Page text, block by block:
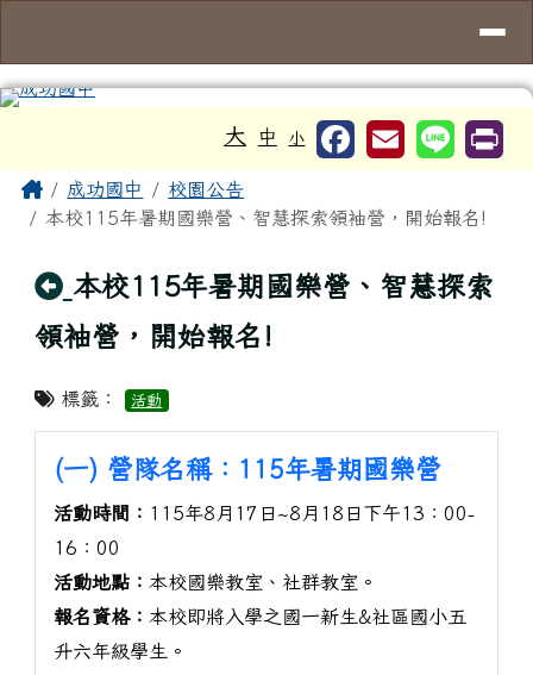
大 中 小
主內容區域
Home成功國中
校園公告
本校115年暑期國樂營、智慧探索領袖營，開始報名!
回上頁
本校115年暑期國樂營、智慧探索
領袖營，開始報名!
標籤： 活動
(一) 營隊名稱：115年暑期國樂營
活動時間： 115年8月17日~8月18日下午13：00-
16：00
活動地點： 本校國樂教室、社群教室。
報名資格： 本校即將入學之國一新生&社區國小五
升六年級學生。
頁尾區域